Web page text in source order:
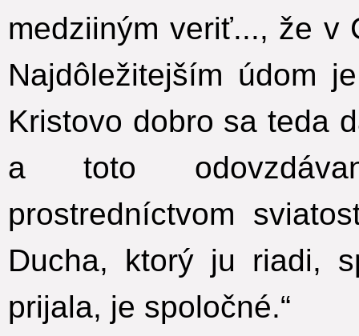
medziiným veriť..., že v
Najdôležitejším údom
Kristovo dobro sa teda
a toto
prostredníctvom
Ducha, ktorý ju riadi,
prijala, je spoločné.“